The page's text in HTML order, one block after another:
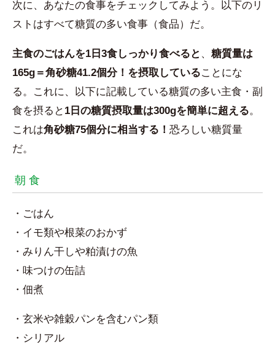
次に、あなたの食事をチェックしてみよう。以下のリ
ストはすべて糖質の多い食事（食品）だ。
主食のごはんを1日3食しっかり食べると 、 糖質量は
165g＝角砂糖41.2個分！を摂取していることにな
る。これに、以下に記載している糖質の多い主食・副
食を摂ると 1日の糖質摂取量は300gを簡単に超える。
これは角砂糖75個分に相当する！ 恐ろしい糖質量
だ。
朝 食
・ごはん
・イモ類や根菜のおかず
・みりん干しや粕漬けの魚
・味つけの缶詰
・佃煮
・玄米や雑穀パンを含むパン類
・シリアル